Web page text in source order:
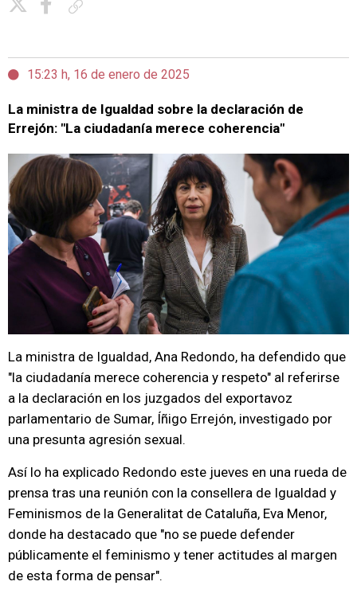
15:23 h, 16 de enero de 2025
La ministra de Igualdad sobre la declaración de
Errejón: "La ciudadanía merece coherencia"
La ministra de Igualdad, Ana Redondo, ha defendido que
"la ciudadanía merece coherencia y respeto" al referirse
a la declaración en los juzgados del exportavoz
parlamentario de Sumar, Íñigo Errejón, investigado por
una presunta agresión sexual.
Así lo ha explicado Redondo este jueves en una rueda de
prensa tras una reunión con la consellera de Igualdad y
Feminismos de la Generalitat de Cataluña, Eva Menor,
donde ha destacado que "no se puede defender
públicamente el feminismo y tener actitudes al margen
de esta forma de pensar".